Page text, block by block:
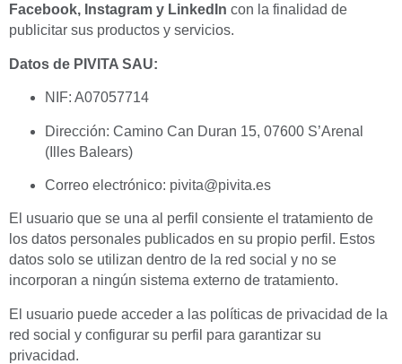
Facebook, Instagram y LinkedIn con la finalidad de
publicitar sus productos y servicios.
Datos de PIVITA SAU:
NIF: A07057714
Dirección: Camino Can Duran 15, 07600 S’Arenal
(Illes Balears)
Correo electrónico: pivita@pivita.es
El usuario que se una al perfil consiente el tratamiento de
los datos personales publicados en su propio perfil. Estos
datos solo se utilizan dentro de la red social y no se
incorporan a ningún sistema externo de tratamiento.
El usuario puede acceder a las políticas de privacidad de la
red social y configurar su perfil para garantizar su
privacidad.